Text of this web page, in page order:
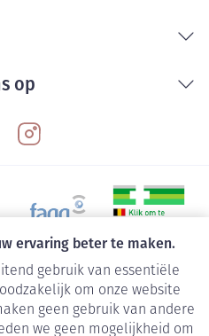
ervaring beter te maken.
gebruik van essentiële
om onze website
geen gebruik van andere
we geen mogelijkheid om
op